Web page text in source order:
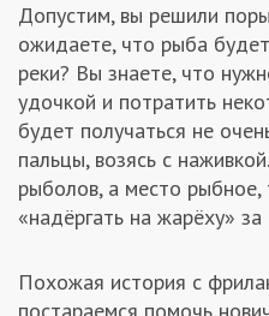
Исполнителям
Заказчикам
Полезное
Допустим, вы решили
ожидаете, что рыба
реки? Вы знаете, что
удочкой и потратить
будет получаться не
пальцы, возясь с
рыболов, а место
«надёргать на жарёху» за
Похожая история с